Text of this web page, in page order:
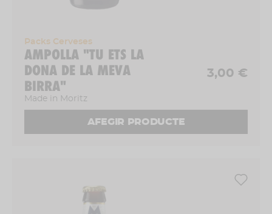
Packs Cerveses
AMPOLLA "TU ETS LA
DONA DE LA MEVA
BIRRA"
Made in Moritz
3,00 €
AFEGIR PRODUCTE